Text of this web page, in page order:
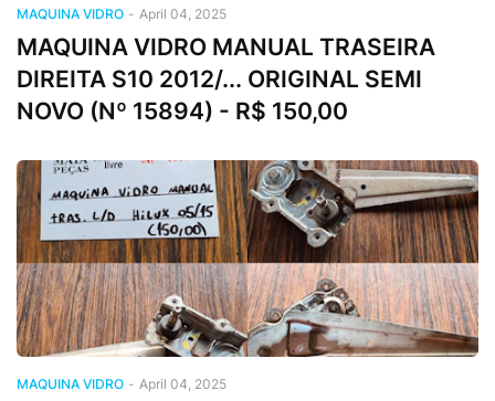
MAQUINA VIDRO - April 04, 2025
MAQUINA VIDRO MANUAL TRASEIRA
DIREITA S10 2012/... ORIGINAL SEMI
NOVO (Nº 15894) - R$ 150,00
MAQUINA VIDRO - April 04, 2025